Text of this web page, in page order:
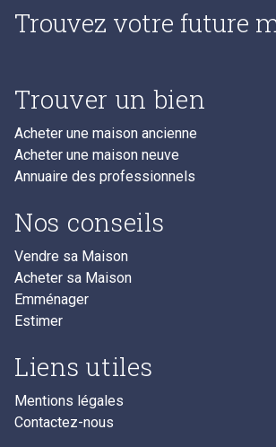
Trouvez votre future
Trouver un bien
Acheter une maison ancienne
Acheter une maison neuve
Annuaire des professionnels
Nos conseils
Vendre sa Maison
Acheter sa Maison
Emménager
Estimer
Liens utiles
Mentions légales
Contactez-nous